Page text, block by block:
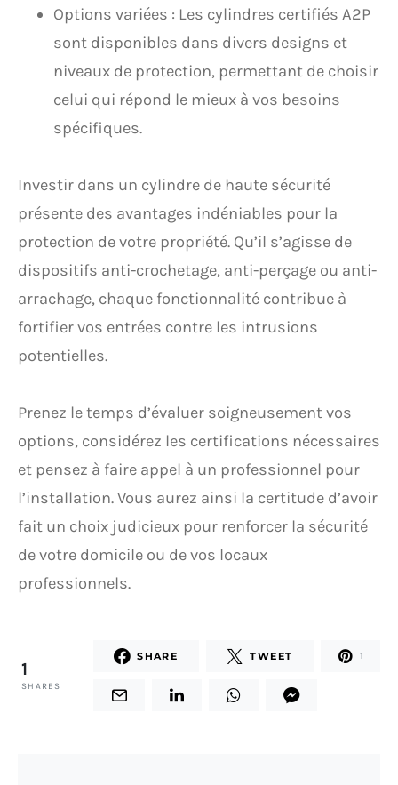
Options variées : Les cylindres certifiés A2P
sont disponibles dans divers designs et
niveaux de protection, permettant de choisir
celui qui répond le mieux à vos besoins
spécifiques.
Investir dans un cylindre de haute sécurité
présente des avantages indéniables pour la
protection de votre propriété. Qu’il s’agisse de
dispositifs anti-crochetage, anti-perçage ou anti-
arrachage, chaque fonctionnalité contribue à
fortifier vos entrées contre les intrusions
potentielles.
Prenez le temps d’évaluer soigneusement vos
options, considérez les certifications nécessaires
et pensez à faire appel à un professionnel pour
l’installation. Vous aurez ainsi la certitude d’avoir
fait un choix judicieux pour renforcer la sécurité
de votre domicile ou de vos locaux
professionnels.
1
SHARES
SHARE TWEET 1